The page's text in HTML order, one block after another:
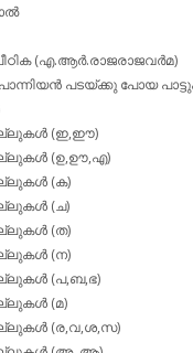
(എ.ആര്‍.രാജരാജവര്‍മ)
പടയ്‌ക്കു പോയ
(ഇ,ഈ)
(ഉ,ഊ,എ)
(ക)
(ച)
(ത)
(ന)
(പ,ബ,ഭ)
(മ)
(ര,വ,ശ,സ)